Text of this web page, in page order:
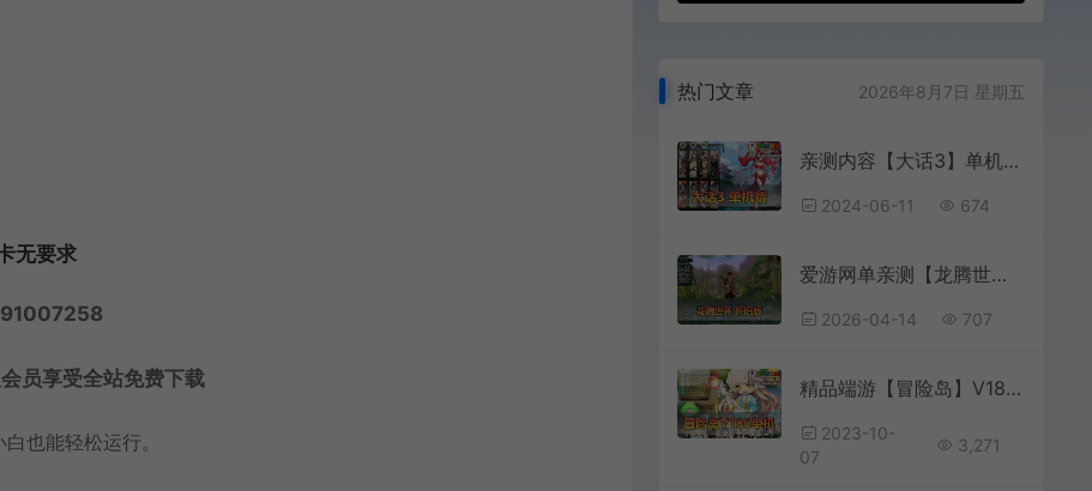
无要求
员享受全站免费下载
也能轻松运行。
热门文章 2026年8月7日 星期五
亲测内容【大话3】单机版西游带攻略文本免虚拟机测试视频安装教学怀旧网游单机
2024-06-11 674
爱游网单亲测【龙腾世界单机版】最新整理怀旧版 带内置GM命令可发物品元宝等级 无敌等 任务完善原始经验商城星光集市法宝炼化 虚拟机一键端 视频安装教学
2026-04-14 707
精品端游【冒险岛】V186新版新职业强大GM后台视频安装教学免虚拟机一键启动
2023-10-
07
3,271